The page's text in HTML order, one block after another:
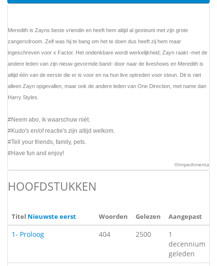
Meredith is Zayns beste vriendin en heeft hem altijd al gesteunt met zijn grote
zangersdroom. Zelf was hij te bang om het te doen dus heeft zij hem maar
ingeschreven voor x Factor. Het ondenkbare wordt werkelijkheid; Zayn raakt -met de
andere leden van zijn nieuw gevormde band- door naar de liveshows en Meredith is
altijd één van de eerste die er is voor en na hun live optreden voor steun. Dit is niet
alleen Zayn opgevallen, maar ook de andere leden van One Direction, met name dan
Harry Styles.
#Neem abo, ik waarschuw niét.
#Kudo's en/of reactie's zijn altijd welkom.
#Tell your friends, family, pets.
#Have fun and enjoy!
©Impedimenta
HOOFDSTUKKEN
Titel Nieuwste eerst Woorden Gelezen Aangepast
1- Proloog 404 2500
1
decennium
geleden